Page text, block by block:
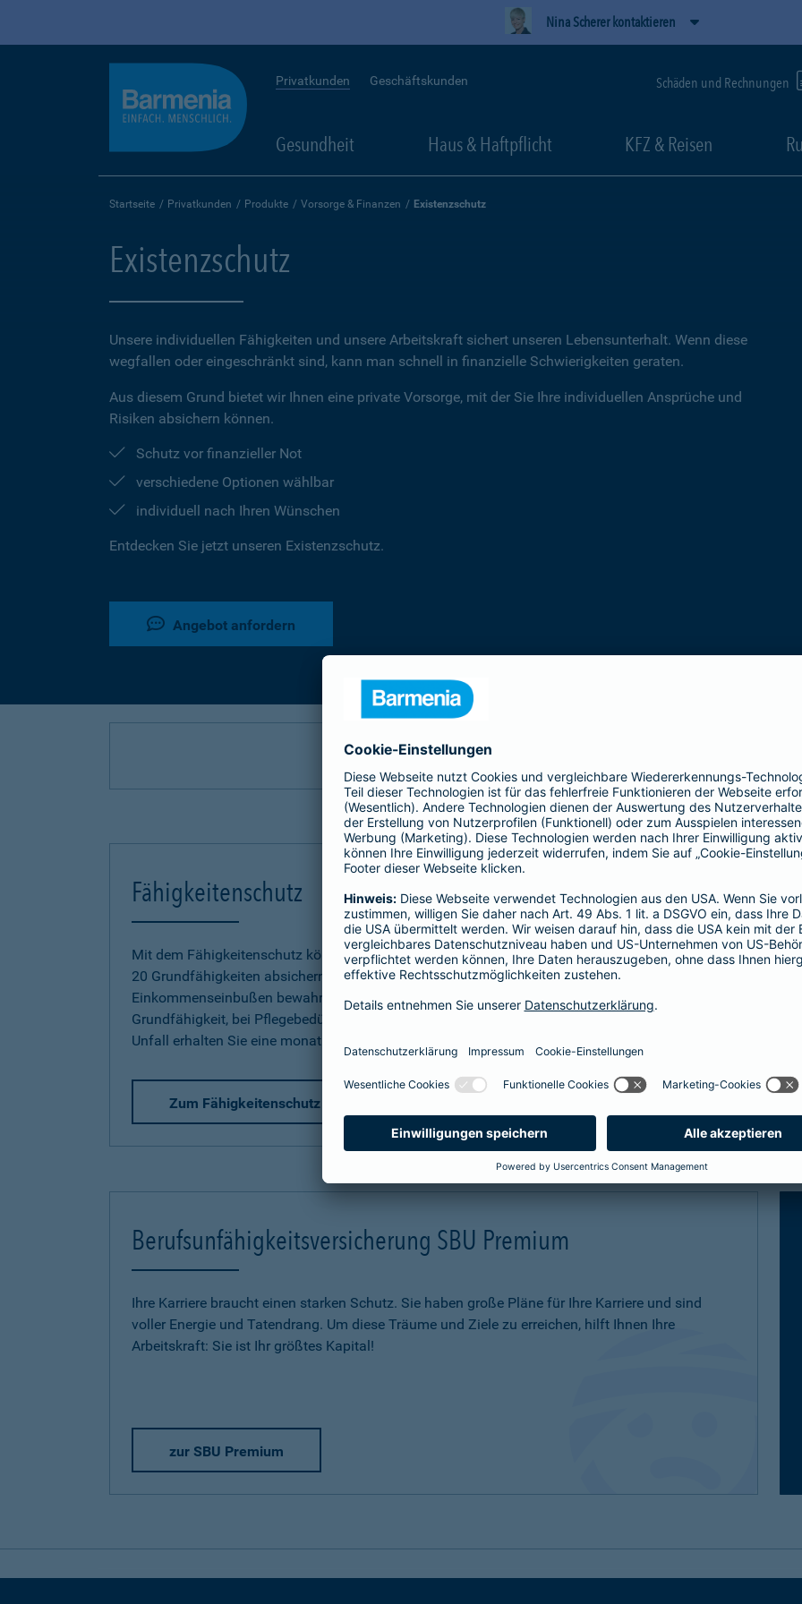
Nina Scherer kontaktieren
Privatkunden Geschäftskunden Schäden und Rechnungen
Gesundheit Haus & Haftpflicht KFZ & Reisen
Startseite Privatkunden Produkte Vorsorge & Finanzen Existenzschutz
Existenzschutz
Unsere individuellen Fähigkeiten und unsere Arbeitskraft sichert unseren Lebensunterhalt. Wenn diese
wegfallen oder eingeschränkt sind, kann man schnell in finanzielle Schwierigkeiten geraten.
Aus diesem Grund bietet wir Ihnen eine private Vorsorge, mit der Sie Ihre individuellen Ansprüche und
Risiken absichern können.
Schutz vor finanzieller Not
verschiedene Optionen wählbar
individuell nach Ihren Wünschen
Entdecken Sie jetzt unseren Existenzschutz.
Angebot anfordern
Produkte der Gothaer Lebensversicherung
Fähigkeitenschutz
Mit dem Fähigkeitenschutz können Sie jetzt bis zu
20 Grundfähigkeiten absichern und sich so vor
Einkommenseinbußen bewahren. Bereits beim Verlust einer
Grundfähigkeit, bei Pflegebedürftigkeit oder bei einem schweren
Unfall erhalten Sie eine monatliche Rente.
Zum Fähigkeitenschutz
Fähigkeiten der Kinder
Berufsunfähigkeitsversicherung SBU Premium
Ihre Karriere braucht einen starken Schutz. Sie haben große Pläne für Ihre Karriere und sind
voller Energie und Tatendrang. Um diese Träume und Ziele zu erreichen, hilft Ihnen Ihre
Arbeitskraft: Sie ist Ihr größtes Kapital!
zur SBU Premium